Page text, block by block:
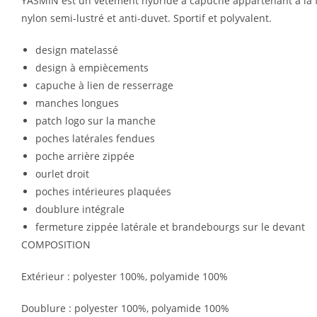
nylon semi-lustré et anti-duvet. Sportif et polyvalent.
design matelassé
design à empiècements
capuche à lien de resserrage
manches longues
patch logo sur la manche
poches latérales fendues
poche arrière zippée
ourlet droit
poches intérieures plaquées
doublure intégrale
fermeture zippée latérale et brandebourgs sur le devant
COMPOSITION
Extérieur : polyester 100%, polyamide 100%
Doublure : polyester 100%, polyamide 100%